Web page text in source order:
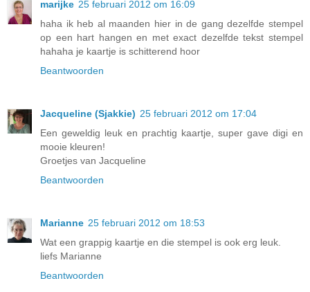
marijke 25 februari 2012 om 16:09
haha ik heb al maanden hier in de gang dezelfde stempel
op een hart hangen en met exact dezelfde tekst stempel
hahaha je kaartje is schitterend hoor
Beantwoorden
Jacqueline (Sjakkie) 25 februari 2012 om 17:04
Een geweldig leuk en prachtig kaartje, super gave digi en
mooie kleuren!
Groetjes van Jacqueline
Beantwoorden
Marianne 25 februari 2012 om 18:53
Wat een grappig kaartje en die stempel is ook erg leuk.
liefs Marianne
Beantwoorden